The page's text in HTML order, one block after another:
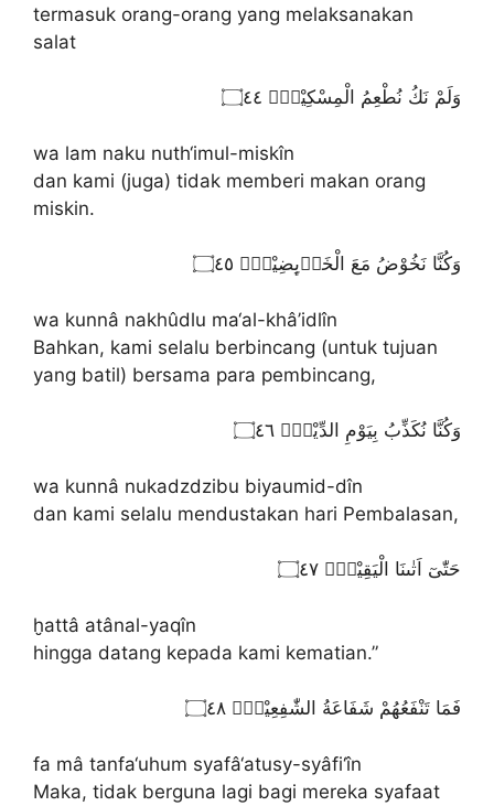
termasuk orang-orang yang melaksanakan
salat
وَلَمْ نَكُ نُطْعِمُ الْمِسْكِيْنَۙ ۝٤٤
wa lam naku nuth‘imul-miskîn
dan kami (juga) tidak memberi makan orang
miskin.
وَكُنَّا نَخُوْضُ مَعَ الْخَاۤىِٕضِيْنَۙ ۝٤٥
wa kunnâ nakhûdlu ma‘al-khâ’idlîn
Bahkan, kami selalu berbincang (untuk tujuan
yang batil) bersama para pembincang,
وَكُنَّا نُكَذِّبُ بِيَوْمِ الدِّيْنِۙ ۝٤٦
wa kunnâ nukadzdzibu biyaumid-dîn
dan kami selalu mendustakan hari Pembalasan,
حَتّٰىٓ اَتٰىنَا الْيَقِيْنُۗ ۝٤٧
ḫattâ atânal-yaqîn
hingga datang kepada kami kematian.”
فَمَا تَنْفَعُهُمْ شَفَاعَةُ الشّٰفِعِيْنَۗ ۝٤٨
fa mâ tanfa‘uhum syafâ‘atusy-syâfi‘în
Maka, tidak berguna lagi bagi mereka syafaat